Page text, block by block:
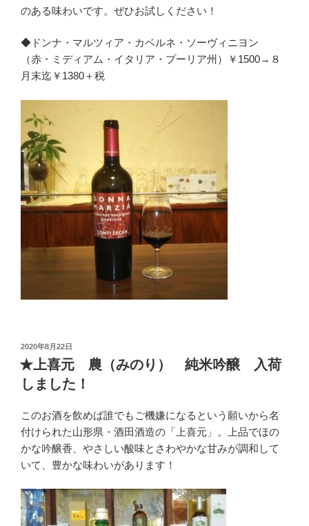
のある味わいです。ぜひお試しください！
◆ドンナ・マルツィア・カベルネ・ソーヴィニヨン
（赤・ミディアム・イタリア・プーリア州）￥1500→８
月末迄￥1380＋税
投
稿
日:
2020年8月22日
★上喜元 農（みのり） 純米吟醸 入荷
しました！
このお酒を飲めば誰でもご機嫌になるという願いから名
付けられた山形県・酒田酒造の「上喜元」。上品でほの
かな吟醸香、やさしい酸味とさわやかな甘みが調和して
いて、豊かな味わいがあります！